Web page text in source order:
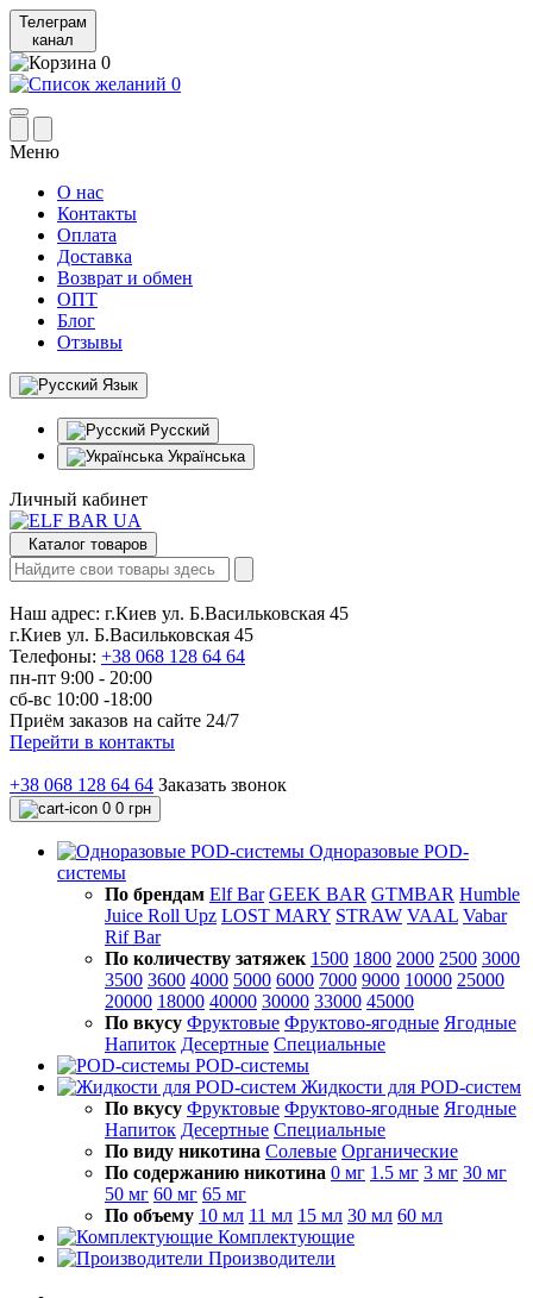
Телеграм
канал
0
0
Меню
О нас
Контакты
Оплата
Доставка
Возврат и обмен
ОПТ
Блог
Отзывы
Язык
Русский
Українська
Личный кабинет
Каталог товаров
Наш адрес: г.Киев ул. Б.Васильковская 45
г.Киев ул. Б.Васильковская 45
Телефоны: +38 068 128 64 64
пн-пт 9:00 - 20:00
сб-вс 10:00 -18:00
Приём заказов на сайте 24/7
Перейти в контакты
+38 068 128 64 64 Заказать звонок
0 0 грн
Одноразовые POD-
системы
По брендам Elf Bar GEEK BAR GTMBAR Humble
Juice Roll Upz LOST MARY STRAW VAAL Vabar
Rif Bar
По количеству затяжек 1500 1800 2000 2500 3000
3500 3600 4000 5000 6000 7000 9000 10000 25000
20000 18000 40000 30000 33000 45000
По вкусу Фруктовые Фруктово-ягодные Ягодные
Напиток Десертные Специальные
POD-системы
Жидкости для POD-систем
По вкусу Фруктовые Фруктово-ягодные Ягодные
Напиток Десертные Специальные
По виду никотина Солевые Органические
По содержанию никотина 0 мг 1.5 мг 3 мг 30 мг
50 мг 60 мг 65 мг
По объему 10 мл 11 мл 15 мл 30 мл 60 мл
Комплектующие
Производители